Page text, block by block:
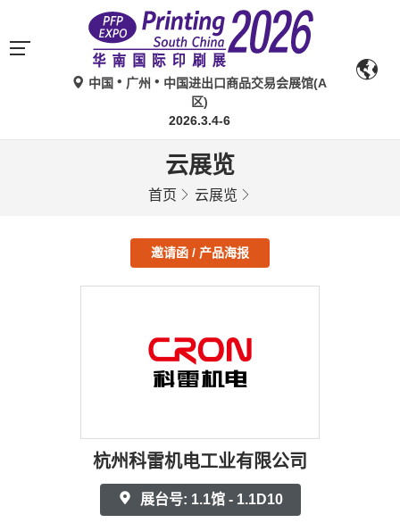
中国 广州
中国进出口商品交易会展馆(A
区)
2026.3.4-6
云展览
首页 云展览
邀请函 / 产品海报
杭州科雷机电工业有限公司
展台号: 1.1馆 - 1.1D10